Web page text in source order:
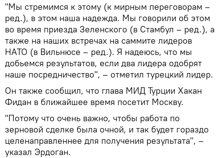
"Мы стремимся к этому (к мирным переговорам –
ред.), в этом наша надежда. Мы говорили об этом
во время приезда Зеленского (в Стамбул – ред.), а
также на наших встречах на саммите лидеров
НАТО (в Вильнюсе – ред.). Я надеюсь, что мы
добьемся результатов, если два лидера одобрят
наше посредничество", – отметил турецкий лидер.
Он также сообщил, что глава МИД Турции Хакан
Фидан в ближайшее время посетит Москву.
"Потому что очень важно, чтобы работа по
зерновой сделке была очной, и так будет гораздо
целенаправленнее для получения результата", –
указал Эрдоган.